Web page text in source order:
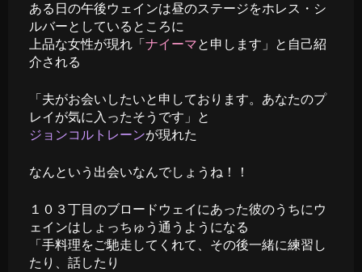
ある日の午後ウェインは昼のステージをホレス・シ
ルバーとしているところに
上品な女性が現れ「 ナイーマと申します」と自己紹
介される
「夫がお会いしたいと申しております。あなたのプ
レイが気に入ったそうです」と
ジョンコルトレーンが現れた
なんという出会いなんでしょうね！！
１０３丁目のブロードウェイにあった彼のうちにウ
ェインはしょっちゅう通うようになる
「手料理をご馳走してくれて、その後一緒に練習し
たり、話したり